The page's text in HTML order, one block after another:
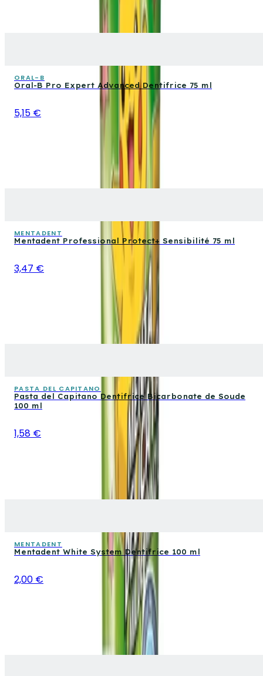
ORAL-B
Oral-B Pro Expert Advanced Dentifrice 75 ml
5,15 €
MENTADENT
Mentadent Professional Protect+ Sensibilité 75 ml
3,47 €
PASTA DEL CAPITANO
Pasta del Capitano Dentifrice Bicarbonate de Soude
100 ml
1,58 €
MENTADENT
Mentadent White System Dentifrice 100 ml
2,00 €